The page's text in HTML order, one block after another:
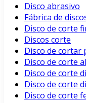
Disco abrasivo
Fábrica de
Disco de corte
Discos corte
Disco de cortar
Disco de corte
Disco de corte
Disco de corte
Disco de corte